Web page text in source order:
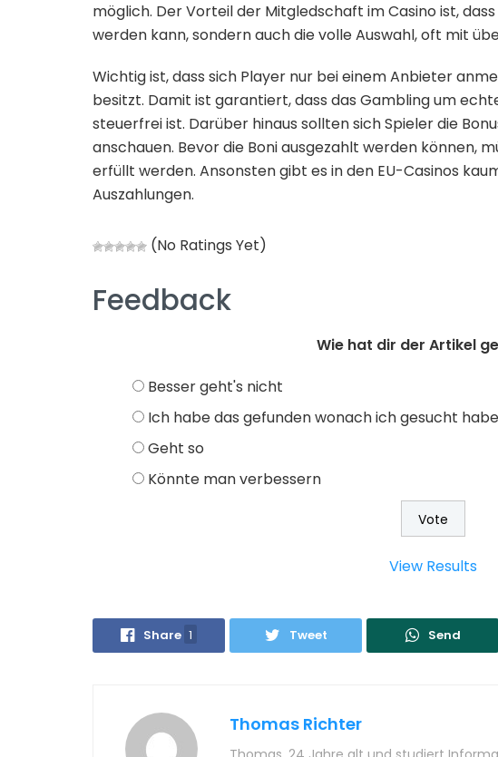
möglich. Der Vorteil der Mitgledschaft im Casino ist,
werden kann, sondern auch die volle Auswahl, oft mit
Wichtig ist, dass sich Player nur bei einem Anbieter
besitzt. Damit ist garantiert, dass das Gambling um
steuerfrei ist. Darüber hinaus sollten sich Spieler die
anschauen. Bevor die Boni ausgezahlt werden können,
erfüllt werden. Ansonsten gibt es in den EU-Casinos
Auszahlungen.
(No Ratings Yet)
Feedback
Wie hat dir der Artikel
Besser geht's nicht
Ich habe das gefunden wonach ich gesucht habe
Geht so
Könnte man verbessern
View Results
Share 1 Tweet Send
Thomas Richter